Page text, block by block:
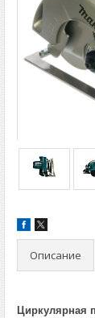
Описание
Циркулярная